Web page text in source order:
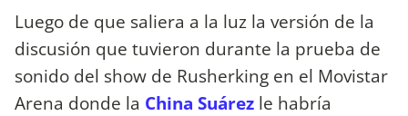
Luego de que saliera a la luz la versión de la
discusión que tuvieron durante la prueba de
sonido del show de Rusherking en el Movistar
Arena donde la China Suárez le habría